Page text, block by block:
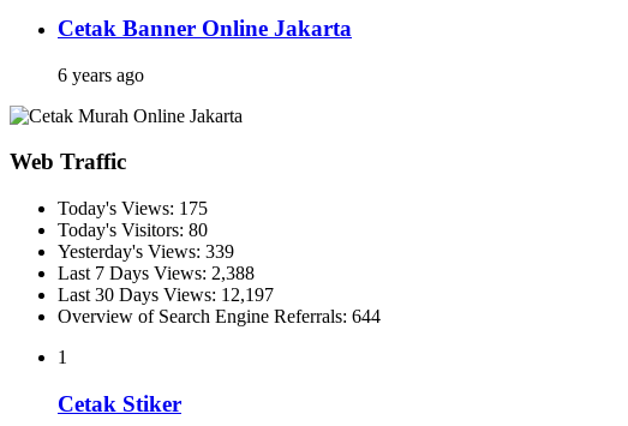
Cetak Banner Online Jakarta
6 years ago
Web Traffic
Today's Views: 175
Today's Visitors: 80
Yesterday's Views: 339
Last 7 Days Views: 2,388
Last 30 Days Views: 12,197
Overview of Search Engine Referrals: 644
1
Cetak Stiker